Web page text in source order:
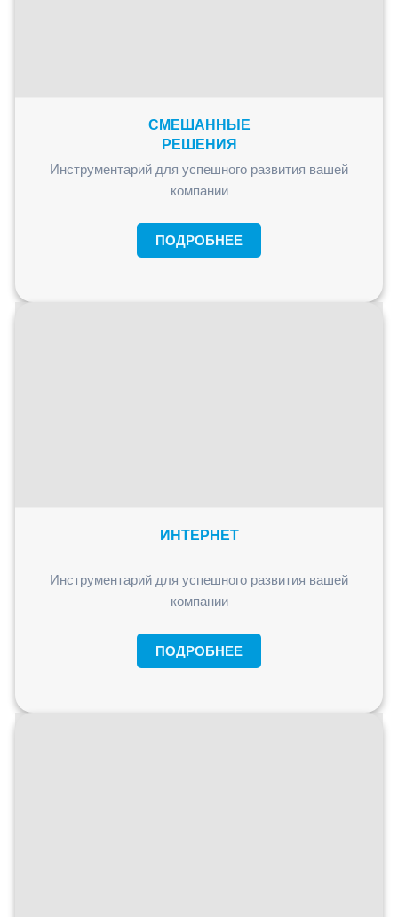
СМЕШАННЫЕ
РЕШЕНИЯ
Инструментарий для успешного развития вашей
компании
ПОДРОБНЕЕ
ИНТЕРНЕТ
Инструментарий для успешного развития вашей
компании
ПОДРОБНЕЕ